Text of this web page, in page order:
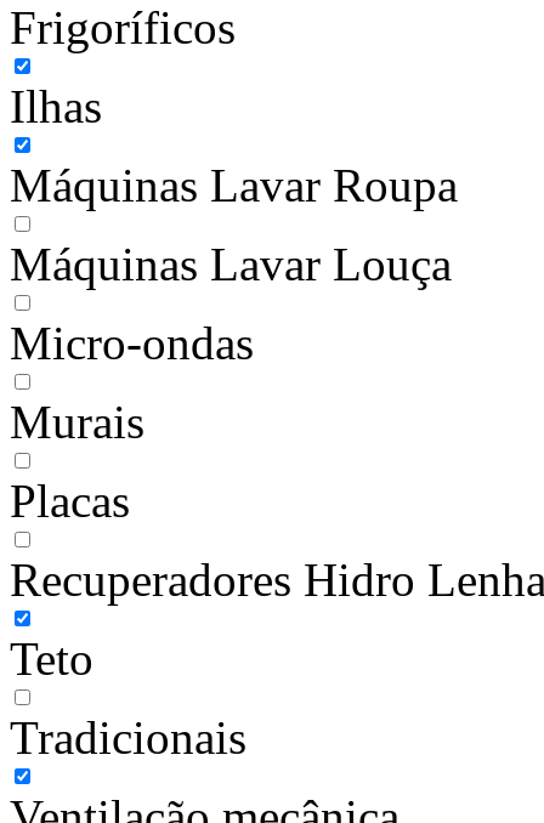
Frigoríficos
Ilhas
Máquinas Lavar Roupa
Máquinas Lavar Louça
Micro-ondas
Murais
Placas
Recuperadores Hidro
Teto
Tradicionais